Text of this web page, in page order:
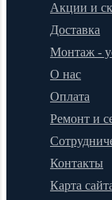
Акции и
Доставка
Монтаж -
О нас
Оплата
Ремонт и
Контакты
Карта